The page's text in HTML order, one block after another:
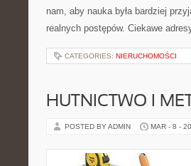
nam, aby nauka była bardziej
realnych postępów. Ciekawe
CATEGORIES: NIERUCHOMOŚCI
HUTNICTWO I
POSTED BY ADMIN MAR - 8 -